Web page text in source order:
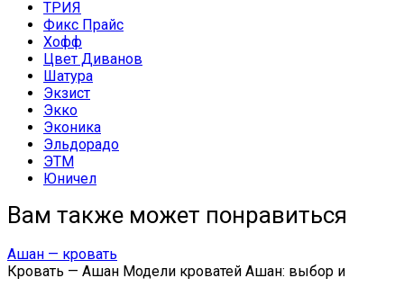
ТРИЯ
Фикс Прайс
Хофф
Цвет Диванов
Шатура
Экзист
Экко
Эконика
Эльдорадо
ЭТМ
Юничел
Вам также может понравиться
Ашан — кровать
Кровать — Ашан Модели кроватей Ашан: выбор и